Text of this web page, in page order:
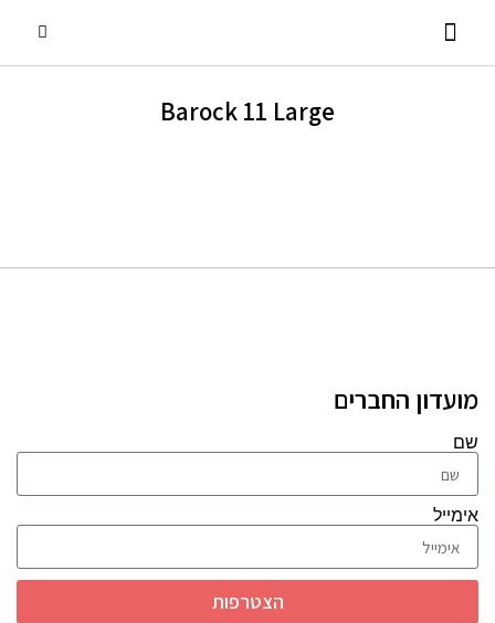
Barock 11 Large
מועדון החברים
שם
אימייל
הצטרפות